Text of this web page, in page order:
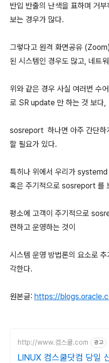
반입 반출의 난색을 표하며 거
보는 경우가 많다.
그렇다고 원격 화면공유
된 시스템인 경우도 많고, 네트
위와 같은 경우 사실 여러번 수
로 SR update 만 하는 것 보다,
sosreport 하나면 아주 간단하
할 필요가 있다.
특히나 위에서 우리가 systemd
혹은 주기적으로 sosreport 를
평소에 고객이 주기적으로
련하고 운영하는 것이
시스템 운영 방법론의 요소로
각한다.
원본글: https://
http://www.컴스쿨.com 광고
LINUX 컴스쿨닷컴 당일